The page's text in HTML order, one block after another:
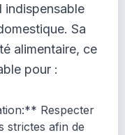
indispensable
Sa
alimentaire, ce
pour :
Respecter
strictes afin de